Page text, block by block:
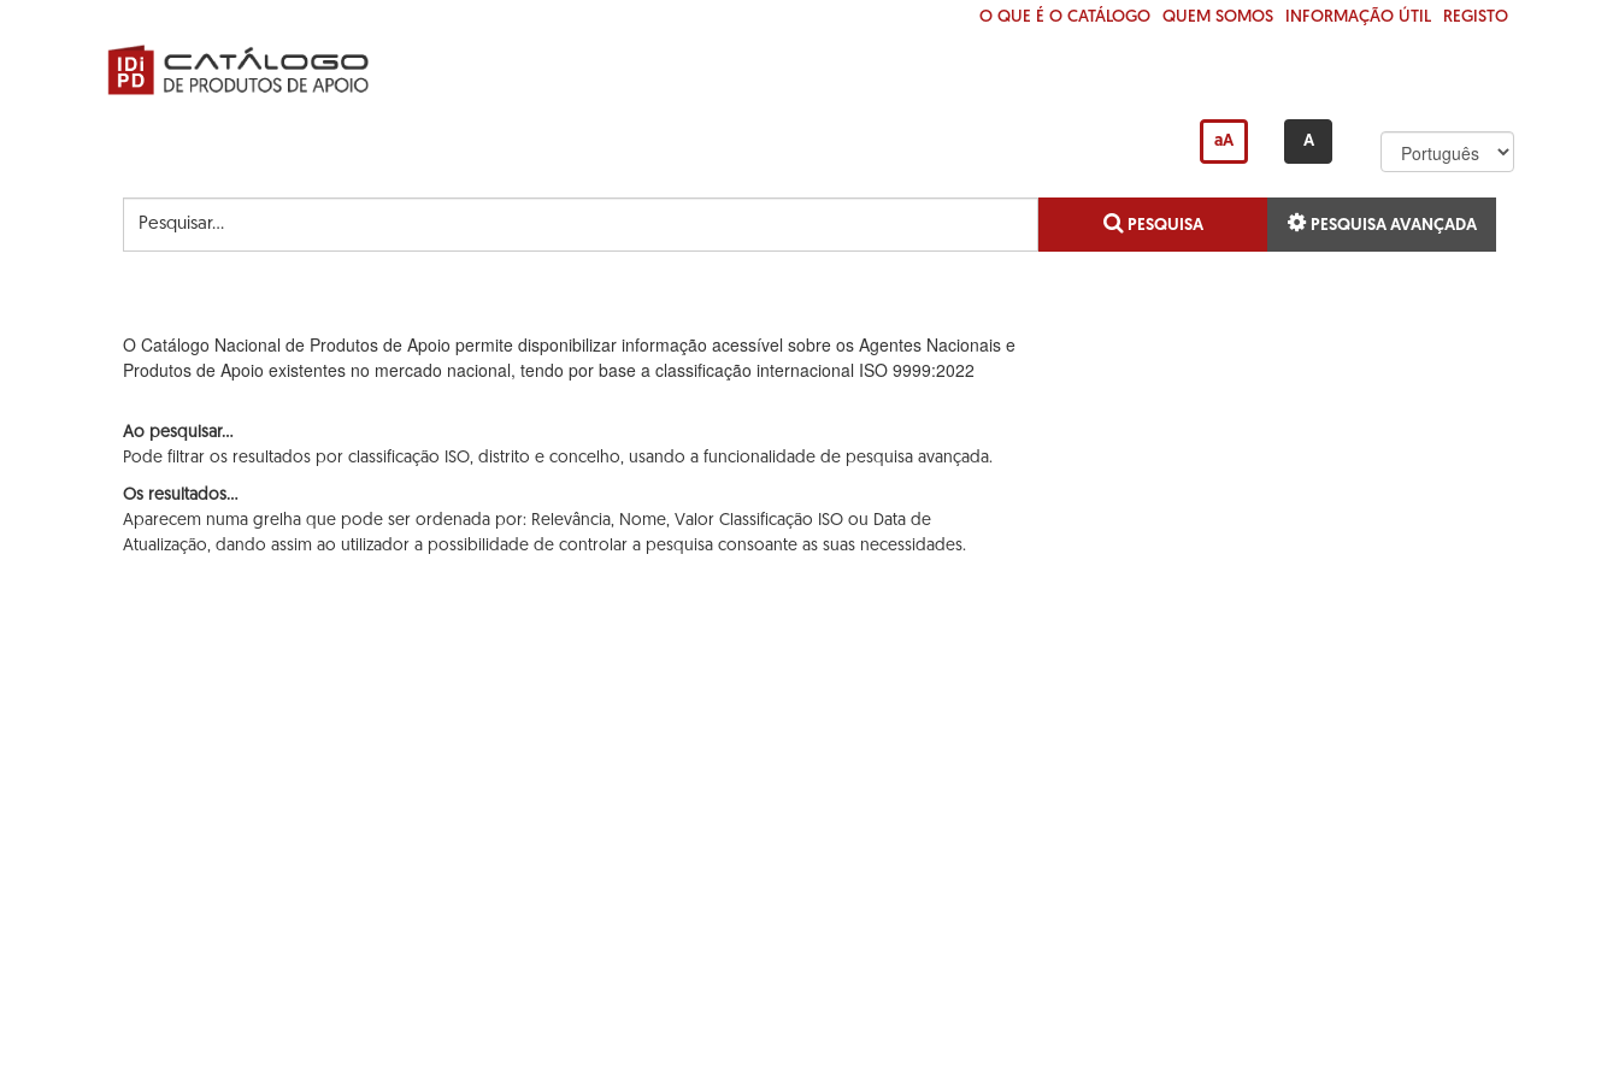
O QUE É O CATÁLOGO QUEM SOMOS INFORMAÇÃO ÚTIL REGISTO
aA A
PESQUISA PESQUISA AVANÇADA
O Catálogo Nacional de Produtos de Apoio permite disponibilizar informação acessível sobre os Agentes Nacionais e
Produtos de Apoio existentes no mercado nacional, tendo por base a classificação internacional ISO 9999:2022
Ao pesquisar...
Pode filtrar os resultados por classificação ISO, distrito e concelho, usando a funcionalidade de pesquisa avançada.
Os resultados...
Aparecem numa grelha que pode ser ordenada por: Relevância, Nome, Valor Classificação ISO ou Data de
Atualização, dando assim ao utilizador a possibilidade de controlar a pesquisa consoante as suas necessidades.